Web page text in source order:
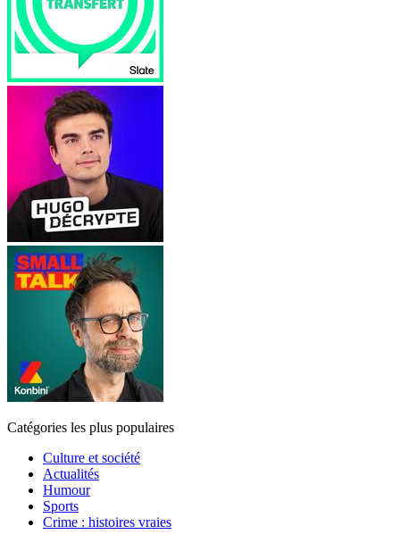
Catégories les plus populaires
Culture et société
Actualités
Humour
Sports
Crime : histoires vraies